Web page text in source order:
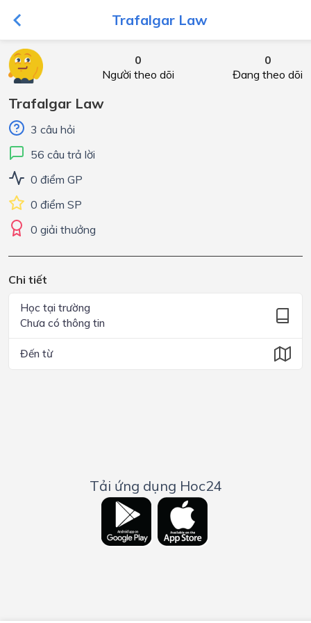
Trafalgar Law
0
Người theo dõi
0
Đang theo dõi
Trafalgar Law
3 câu hỏi
56 câu trả lời
0 điểm GP
0 điểm SP
0 giải thưởng
Chi tiết
Học tại trường
Chưa có thông tin
Đến từ
Tải ứng dụng Hoc24